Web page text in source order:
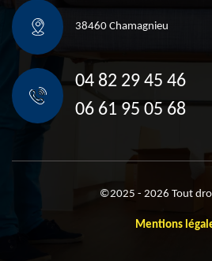
38460 Chamagnieu
04 82 29 45 46
06 61 95 05 68
©2025 - 2026 Tout
Mentions